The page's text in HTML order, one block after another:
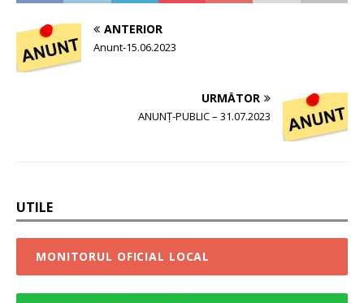
ANTERIOR
Anunt-15.06.2023
URMĂTOR
ANUNȚ-PUBLIC – 31.07.2023
UTILE
MONITORUL OFICIAL LOCAL